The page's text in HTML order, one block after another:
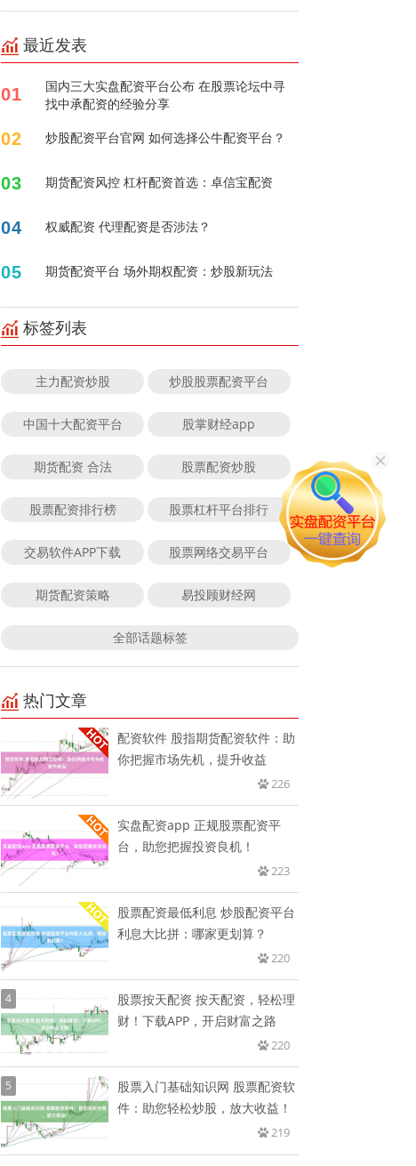
最近发表
01
国内三大实盘配资平台公布 在股票论坛中寻
找中承配资的经验分享
02 炒股配资平台官网 如何选择公牛配资平台？
03 期货配资风控 杠杆配资首选：卓信宝配资
04 权威配资 代理配资是否涉法？
05 期货配资平台 场外期权配资：炒股新玩法
标签列表
主力配资炒股 炒股股票配资平台
中国十大配资平台 股掌财经app
期货配资 合法 股票配资炒股
股票配资排行榜 股票杠杆平台排行
交易软件APP下载 股票网络交易平台
期货配资策略 易投顾财经网
全部话题标签
热门文章
配资软件 股指期货配资软件：助
你把握市场先机，提升收益
226
实盘配资app 正规股票配资平
台，助您把握投资良机！
223
股票配资最低利息 炒股配资平台
利息大比拼：哪家更划算？
220
4
股票按天配资 按天配资，轻松理
财！下载APP，开启财富之路
220
5
股票入门基础知识网 股票配资软
件：助您轻松炒股，放大收益！
219